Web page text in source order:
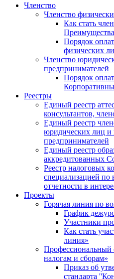
Членство
Членство
Как стать
Порядок
физических
Членство
предпринимателей
Порядок
Реестры
Единый реестр
консультантов,
Единый реестр
юридических лиц и
предпринимателей
Единый реестр
аккредитованных
Реестр налоговых
специализацией по
отчетности в
Проекты
Горячая линия по
График
Участники
Как стать
линия»
Профессиональный
налогам и сборам»
Приказ об
стандарта